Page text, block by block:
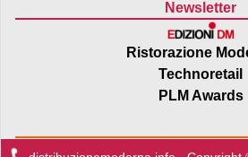
Newsletter
Ristorazione
Technoretail
PLM Awards